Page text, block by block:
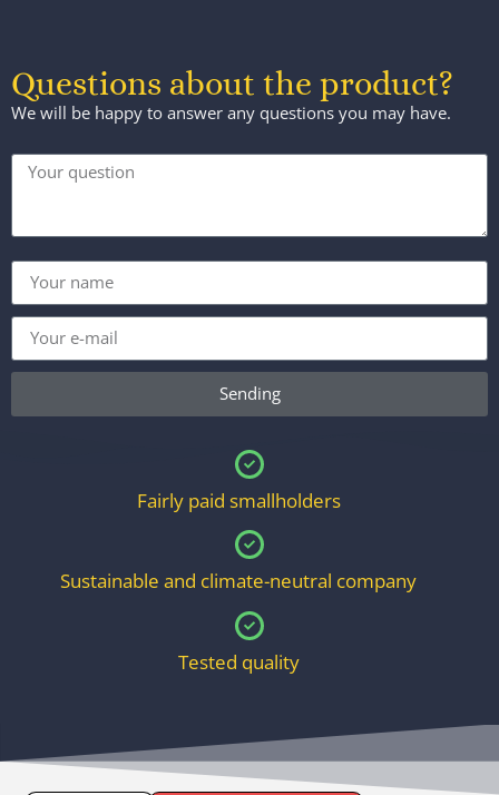
Questions about the product?
We will be happy to answer any questions you may have.
Sending
Fairly paid smallholders
Sustainable and climate-neutral company
Tested quality